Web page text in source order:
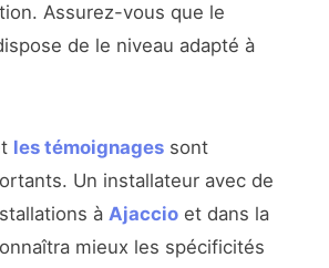
Assurez-vous que le
de le niveau adapté à
les témoignages sont
Un installateur avec de
à Ajaccio et dans la
mieux les spécificités